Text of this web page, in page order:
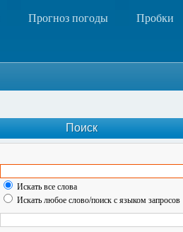
Прогноз погоды Пробки
Поиск
Искать все слова
Искать любое слово/поиск с языком запросов